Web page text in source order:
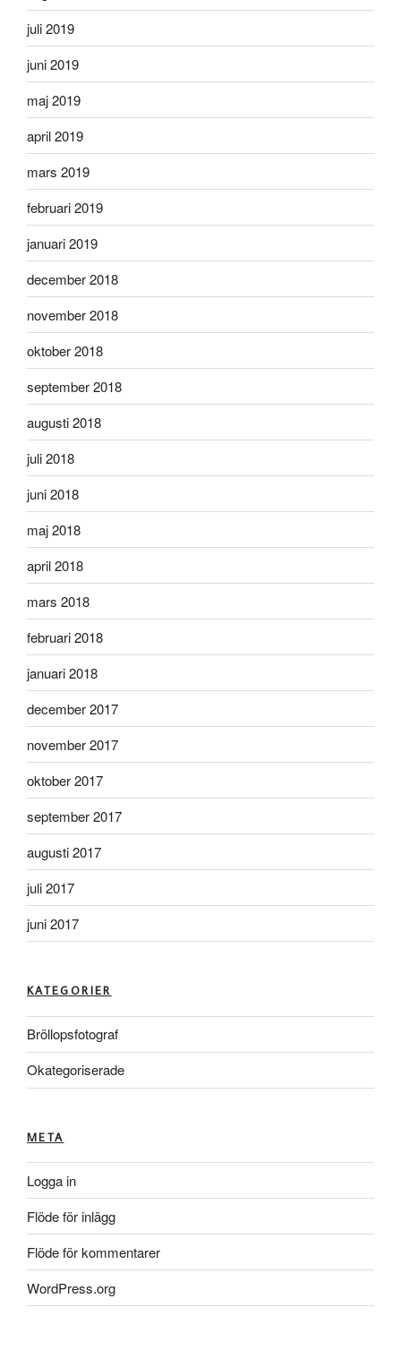
juli 2019
juni 2019
maj 2019
april 2019
mars 2019
februari 2019
januari 2019
december 2018
november 2018
oktober 2018
september 2018
augusti 2018
juli 2018
juni 2018
maj 2018
april 2018
mars 2018
februari 2018
januari 2018
december 2017
november 2017
oktober 2017
september 2017
augusti 2017
juli 2017
juni 2017
KATEGORIER
Bröllopsfotograf
Okategoriserade
META
Logga in
Flöde för inlägg
Flöde för kommentarer
WordPress.org